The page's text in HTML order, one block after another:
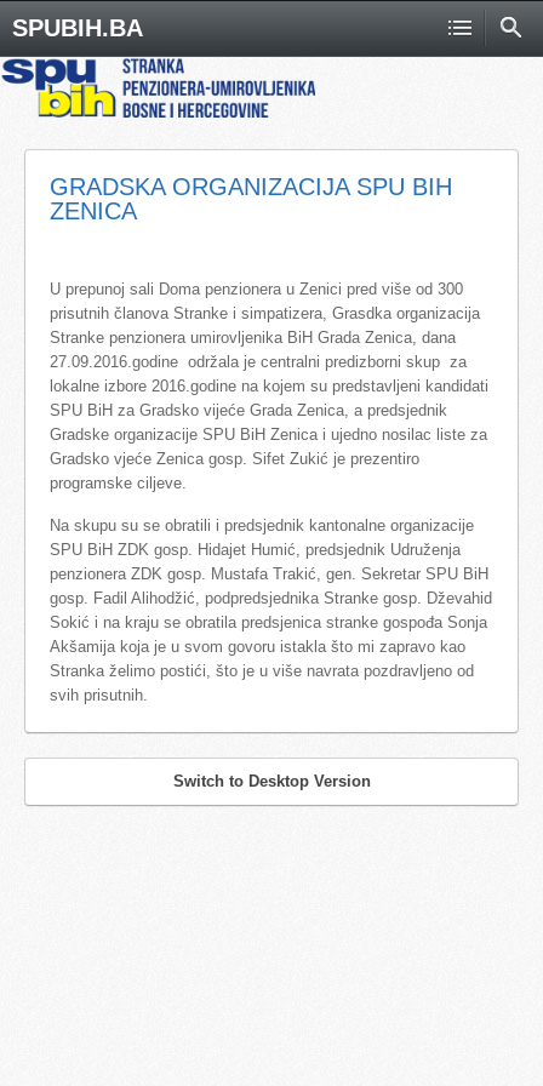
SPUBIH.BA
GRADSKA ORGANIZACIJA SPU BIH
ZENICA
U prepunoj sali Doma penzionera u Zenici pred više od 300
prisutnih članova Stranke i simpatizera, Grasdka organizacija
Stranke penzionera umirovljenika BiH Grada Zenica, dana
27.09.2016.godine održala je centralni predizborni skup za
lokalne izbore 2016.godine na kojem su predstavljeni kandidati
SPU BiH za Gradsko vijeće Grada Zenica, a predsjednik
Gradske organizacije SPU BiH Zenica i ujedno nosilac liste za
Gradsko vjeće Zenica gosp. Sifet Zukić je prezentiro
programske ciljeve.
Na skupu su se obratili i predsjednik kantonalne organizacije
SPU BiH ZDK gosp. Hidajet Humić, predsjednik Udruženja
penzionera ZDK gosp. Mustafa Trakić, gen. Sekretar SPU BiH
gosp. Fadil Alihodžić, podpredsjednika Stranke gosp. Dževahid
Sokić i na kraju se obratila predsjenica stranke gospođa Sonja
Akšamija koja je u svom govoru istakla što mi zapravo kao
Stranka želimo postići, što je u više navrata pozdravljeno od
svih prisutnih.
Switch to Desktop Version